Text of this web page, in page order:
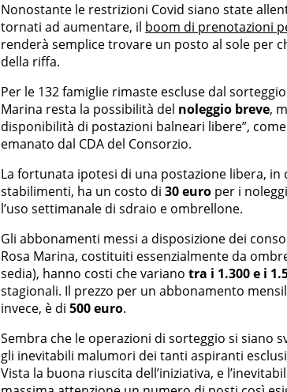
Nonostante le restrizioni Covid siano state
tornati ad aumentare, il boom di prenotazioni
renderà semplice trovare un posto al sole per
della riffa.
Per le 132 famiglie rimaste escluse dal
Marina resta la possibilità del noleggio breve,
disponibilità di postazioni balneari libere”,
emanato dal CDA del Consorzio.
La fortunata ipotesi di una postazione libera,
stabilimenti, ha un costo di 30 euro per i
l’uso settimanale di sdraio e ombrellone.
Gli abbonamenti messi a disposizione dei
Rosa Marina, costituiti essenzialmente da
sedia), hanno costi che variano tra i 1.300 e i
stagionali. Il prezzo per un abbonamento
invece, è di 500 euro.
Sembra che le operazioni di sorteggio si siano
gli inevitabili malumori dei tanti aspiranti
Vista la buona riuscita dell’iniziativa, e